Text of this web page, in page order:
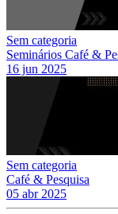
Sem categoria
Seminários Café &
16 jun 2025
Sem categoria
Café & Pesquisa
05 abr 2025